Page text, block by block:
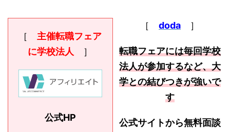
［ 主催転職フェア
に学校法人
］
公式HP
［doda ］
転職フェアには毎回学校
法人が参加するなど、大
学との結びつきが強いで
す
公式サイトから無料面談